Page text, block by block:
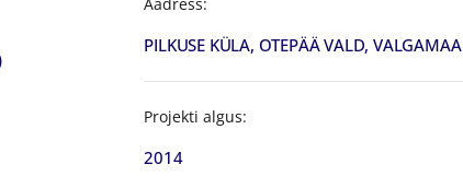
PILKUSE KÜLA, OTEPÄÄ VALD, VALGAMAA
Projekti algus:
2014